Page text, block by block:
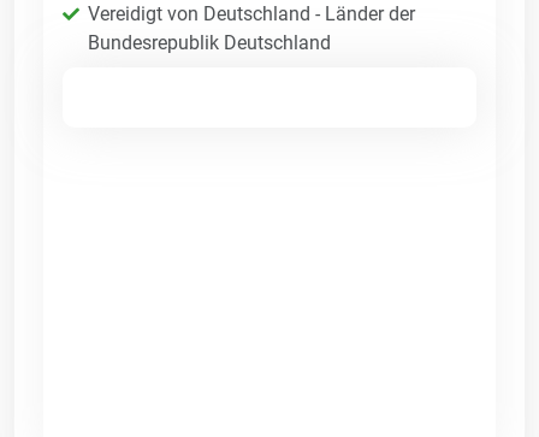
Vereidigt von Deutschland - Länder der
Bundesrepublik Deutschland